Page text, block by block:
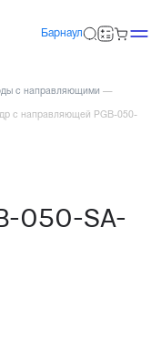
Барнаул
с направляющими —
с направляющей PGB-050-
050-SA-